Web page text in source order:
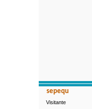
sepequ
Visitante